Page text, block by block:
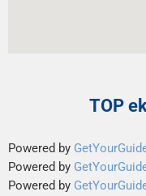
TOP
Powered by
Powered by
Powered by